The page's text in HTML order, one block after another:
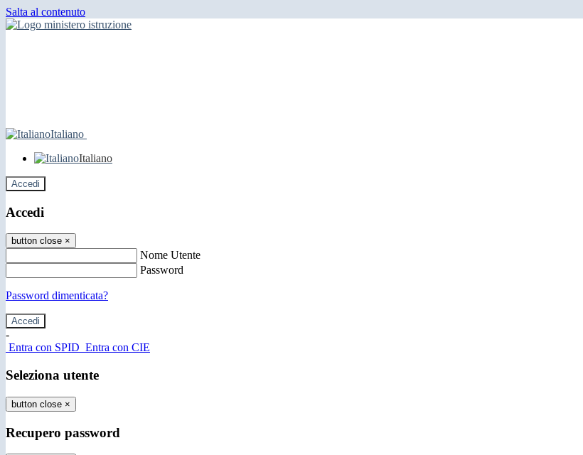
Salta al contenuto
Italiano
Italiano
Accedi
Accedi
button close ×
Nome Utente
Password
Password dimenticata?
-
Entra con SPID Entra con CIE
Seleziona utente
button close ×
Recupero password